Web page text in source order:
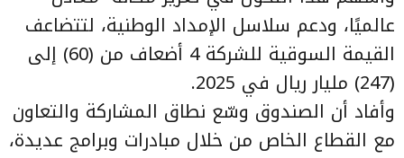
عالميًا، ودعم سلاسل الإمداد الوطنية، لتتضاعف
القيمة السوقية للشركة 4 أضعاف من (60) إلى
(247) مليار ريال في 2025.
وأفاد أن الصندوق وسّع نطاق المشاركة والتعاون
مع القطاع الخاص من خلال مبادرات وبرامج عديدة،